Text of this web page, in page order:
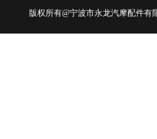
版权所有@宁波市永龙汽摩配件有